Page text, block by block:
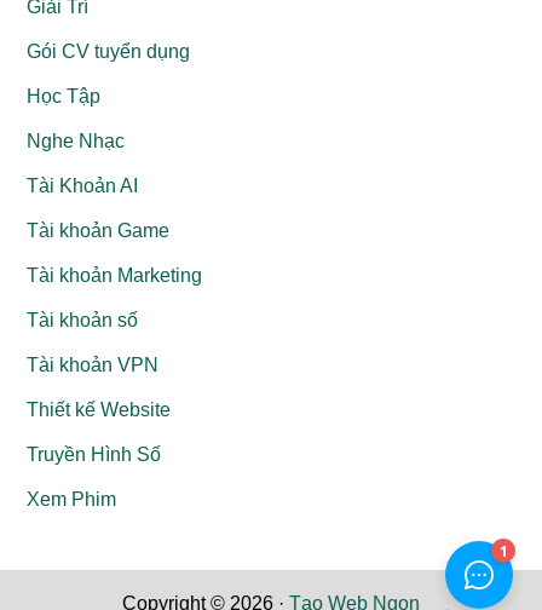
Giải Trí
Gói CV tuyển dụng
Học Tập
Nghe Nhạc
Tài Khoản AI
Tài khoản Game
Tài khoản Marketing
Tài khoản số
Tài khoản VPN
Thiết kế Website
Truyền Hình Số
Xem Phim
Copyright © 2026 · Tạo Web Ngon